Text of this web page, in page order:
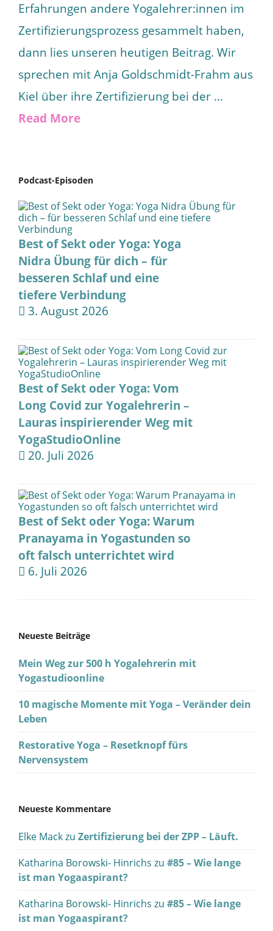
Erfahrungen andere Yogalehrer:innen im
Zertifizierungsprozess gesammelt haben,
dann lies unseren heutigen Beitrag. Wir
sprechen mit Anja Goldschmidt-Frahm aus
Kiel über ihre Zertifizierung bei der …
Read More
Podcast-Episoden
Best of Sekt oder Yoga: Yoga
Nidra Übung für dich – für
besseren Schlaf und eine
tiefere Verbindung
3. August 2026
Best of Sekt oder Yoga: Vom
Long Covid zur Yogalehrerin –
Lauras inspirierender Weg mit
YogaStudioOnline
20. Juli 2026
Best of Sekt oder Yoga: Warum
Pranayama in Yogastunden so
oft falsch unterrichtet wird
6. Juli 2026
Neueste Beiträge
Mein Weg zur 500 h Yogalehrerin mit
Yogastudioonline
10 magische Momente mit Yoga – Veränder dein
Leben
Restorative Yoga – Resetknopf fürs
Nervensystem
Neueste Kommentare
Elke Mackzu Zertifizierung bei der ZPP – Läuft.
Katharina Borowski- Hinrichs zu #85 – Wie lange
ist man Yogaaspirant?
Katharina Borowski- Hinrichs zu #85 – Wie lange
ist man Yogaaspirant?